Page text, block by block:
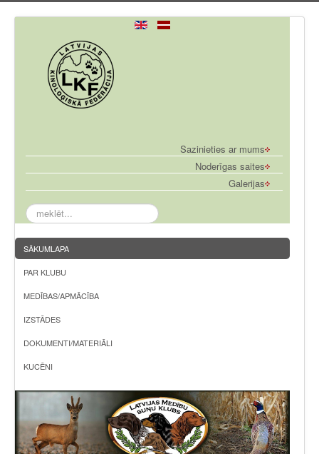
Sazinieties ar mums
Noderīgas saites
Galerijas
meklēt...
SĀKUMLAPA
PAR KLUBU
MEDĪBAS/APMĀCĪBA
IZSTĀDES
DOKUMENTI/MATERIĀLI
KUCĒNI